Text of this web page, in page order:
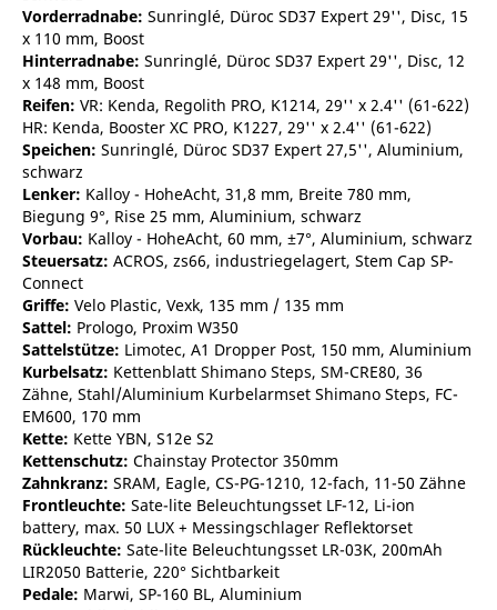
Vorderradnabe: Sunringlé, Düroc SD37 Expert 29'', Disc, 15
x 110 mm, Boost
Hinterradnabe: Sunringlé, Düroc SD37 Expert 29'', Disc, 12
x 148 mm, Boost
Reifen: VR: Kenda, Regolith PRO, K1214, 29'' x 2.4'' (61-622)
HR: Kenda, Booster XC PRO, K1227, 29'' x 2.4'' (61-622)
Speichen: Sunringlé, Düroc SD37 Expert 27,5'', Aluminium,
schwarz
Lenker: Kalloy - HoheAcht, 31,8 mm, Breite 780 mm,
Biegung 9°, Rise 25 mm, Aluminium, schwarz
Vorbau: Kalloy - HoheAcht, 60 mm, ±7°, Aluminium, schwarz
Steuersatz: ACROS, zs66, industriegelagert, Stem Cap SP-
Connect
Griffe: Velo Plastic, Vexk, 135 mm / 135 mm
Sattel: Prologo, Proxim W350
Sattelstütze: Limotec, A1 Dropper Post, 150 mm, Aluminium
Kurbelsatz: Kettenblatt Shimano Steps, SM-CRE80, 36
Zähne, Stahl/Aluminium Kurbelarmset Shimano Steps, FC-
EM600, 170 mm
Kette: Kette YBN, S12e S2
Kettenschutz: Chainstay Protector 350mm
Zahnkranz: SRAM, Eagle, CS-PG-1210, 12-fach, 11-50 Zähne
Frontleuchte: Sate-lite Beleuchtungsset LF-12, Li-ion
battery, max. 50 LUX + Messingschlager Reflektorset
Rückleuchte: Sate-lite Beleuchtungsset LR-03K, 200mAh
LIR2050 Batterie, 220° Sichtbarkeit
Pedale: Marwi, SP-160 BL, Aluminium